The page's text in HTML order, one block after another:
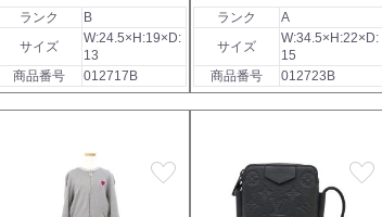
ランク
B
サイズ
W:24.5×H:19×D:
13
商品番号
012717B
ランク
A
サイズ
W:34.5×H:22×D:
15
商品番号
012723B
favorite favorite